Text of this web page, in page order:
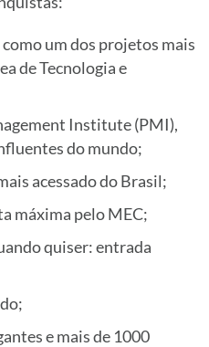
um dos projetos mais
de Tecnologia e
Institute (PMI),
do mundo;
acessado do Brasil;
máxima pelo MEC;
quiser: entrada
e mais de 1000